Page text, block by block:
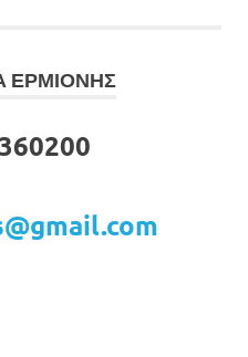
ΕΡΜΙΟΝΗΣ